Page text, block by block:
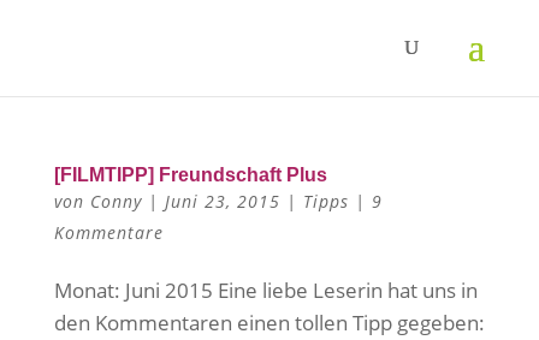
[FILMTIPP] Freundschaft Plus
von Conny| Juni 23, 2015 | Tipps | 9
Kommentare
Monat: Juni 2015 Eine liebe Leserin hat uns in
den Kommentaren einen tollen Tipp gegeben: